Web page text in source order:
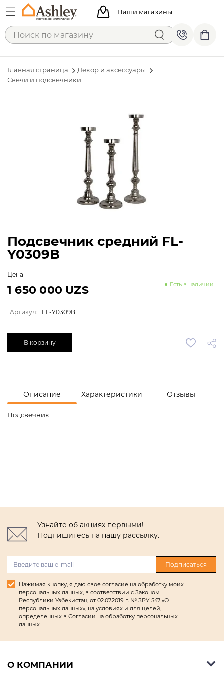
Наши магазины
Главная страница
Декор и аксессуары
Свечи и подсвечники
Описание Характеристики Отзывы
Подсвечник
Подсвечник средний FL-
Y0309B
Цена
Есть в наличии
1 650 000 UZS
Артикул: FL-Y0309B
В корзину
Узнайте об акциях первыми!
Подпишитесь на нашу рассылку.
Подписаться
Нажимая кнопку, я даю свое согласие на обработку моих
персональных данных, в соответствии с Законом
Республики Узбекистан, от 02.07.2019 г. № ЗРУ-547 «О
персональных данных», на условиях и для целей,
определенных в Согласии на обработку персональных
данных
О КОМПАНИИ